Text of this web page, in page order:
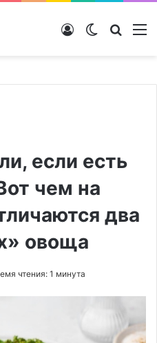
Switch skin
Войти
если есть
чем на
два
овоща
чтения: 1 минута